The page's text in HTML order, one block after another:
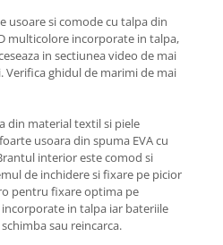
usoare si comode cu talpa din
multicolore incorporate in talpa,
in sectiunea video de mai
Verifica ghidul de marimi de mai
din material textil si piele
usoara din spuma EVA cu
interior este comod si
de inchidere si fixare pe picior
pentru fixare optima pe
in talpa iar bateriile
sau reincarca.